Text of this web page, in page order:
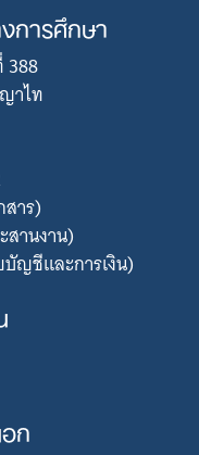
การศึกษา
388
าไท
าร)
สานงาน)
ญชีและการเงิน)
ก